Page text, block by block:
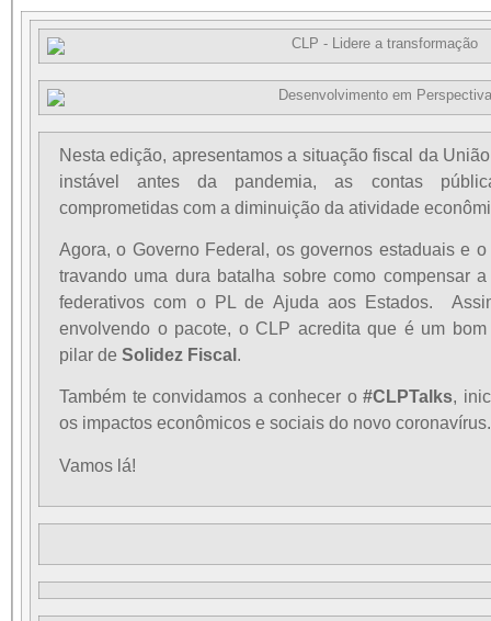
Nesta edição, apresentamos a situação fiscal da
instável antes da pandemia, as contas
comprometidas com a diminuição da atividade
Agora, o Governo Federal, os governos estaduais e
travando uma dura batalha sobre como compensar
federativos com o PL de Ajuda aos Estados.
envolvendo o pacote, o CLP acredita que é um
pilar de Solidez Fiscal .
Também te convidamos a conhecer o #CLPTalks,
os impactos econômicos e sociais do novo coronavírus.
Vamos lá!